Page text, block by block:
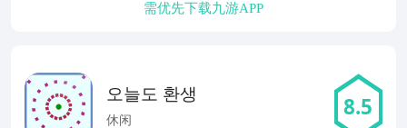
需优先下载九游APP
오늘도 환생
休闲 8.5